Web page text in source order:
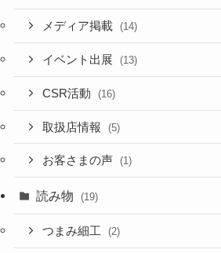
メディア掲載 (14)
イベント出展 (13)
CSR活動 (16)
取扱店情報 (5)
お客さまの声 (1)
読み物 (19)
つまみ細工 (2)